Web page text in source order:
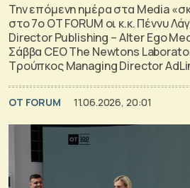
Την επόμενη ημέρα στα Media
στο 7ο OT FORUM οι κ.κ. Πέννυ
Director Publishing – Αlter Ego
Σάββα CEO The Newtons
Τρούπκος Managing Director
OT FORUM 11.06.2026, 20:01